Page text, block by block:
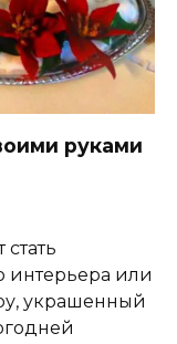
руками
интерьера или
украшенный